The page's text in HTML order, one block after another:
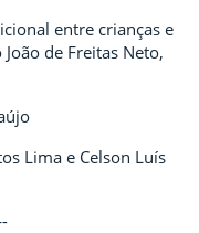
entre crianças e
de Freitas Neto,
Lima e Celson Luís